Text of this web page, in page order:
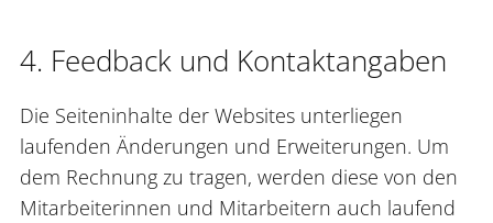
4. Feedback und Kontaktangaben
Die Seiteninhalte der Websites unterliegen
laufenden Änderungen und Erweiterungen. Um
dem Rechnung zu tragen, werden diese von den
Mitarbeiterinnen und Mitarbeitern auch laufend